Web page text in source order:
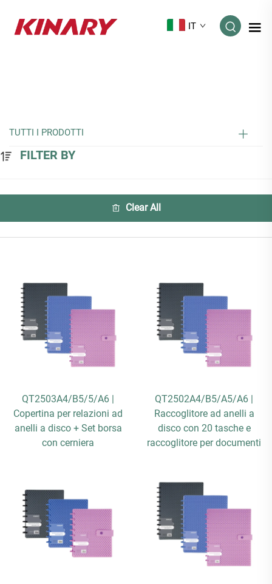
IT
TUTTI I PRODOTTI
FILTER BY
Clear All
QT2503A4/B5/5/A6 |
Copertina per relazioni ad
anelli a disco + Set borsa
con cerniera
QT2502A4/B5/A5/A6 |
Raccoglitore ad anelli a
disco con 20 tasche e
raccoglitore per documenti